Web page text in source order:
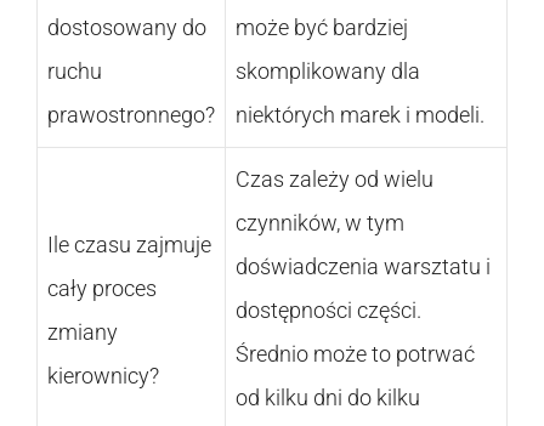
dostosowany do
ruchu
prawostronnego?
może być bardziej
skomplikowany dla
niektórych marek i modeli.
Ile czasu zajmuje
cały proces
zmiany
kierownicy?
Czas zależy od wielu
czynników, w tym
doświadczenia warsztatu i
dostępności części.
Średnio może to potrwać
od kilku dni do kilku